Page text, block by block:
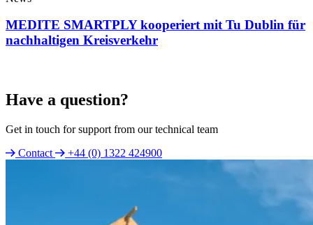
MEDITE SMARTPLY kooperiert mit Tu Dublin für
nachhaltigen Kreisverkehr
Have a question?
Get in touch for support from our technical team
Contact
+44 (0) 1322 424900